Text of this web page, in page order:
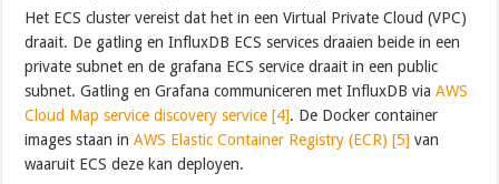
Het ECS cluster vereist dat het in een Virtual Private Cloud (VPC)
draait. De gatling en InfluxDB ECS services draaien beide in een
private subnet en de grafana ECS service draait in een public
subnet. Gatling en Grafana communiceren met InfluxDB viaAWS
Cloud Map service discovery service [4]. De Docker container
images staan inAWS Elastic Container Registry (ECR) [5] van
waaruit ECS deze kan deployen.